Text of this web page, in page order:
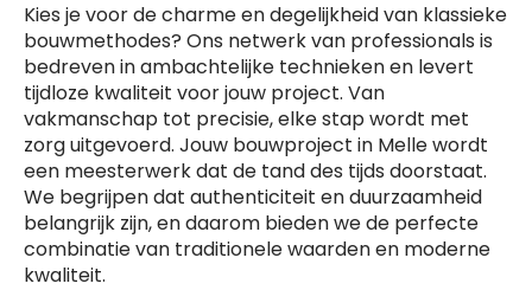
Kies je voor de charme en degelijkheid van klassieke
bouwmethodes? Ons netwerk van professionals is
bedreven in ambachtelijke technieken en levert
tijdloze kwaliteit voor jouw project. Van
vakmanschap tot precisie, elke stap wordt met
zorg uitgevoerd. Jouw bouwproject in Melle wordt
een meesterwerk dat de tand des tijds doorstaat.
We begrijpen dat authenticiteit en duurzaamheid
belangrijk zijn, en daarom bieden we de perfecte
combinatie van traditionele waarden en moderne
kwaliteit.